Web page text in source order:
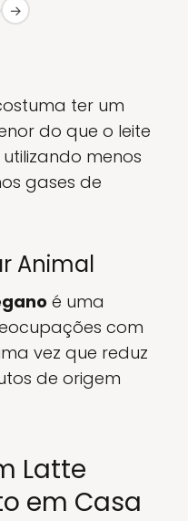
→
ter um
do que o leite
menos
gases de
Animal
é uma
com
vez que reduz
de origem
Latte
em Casa